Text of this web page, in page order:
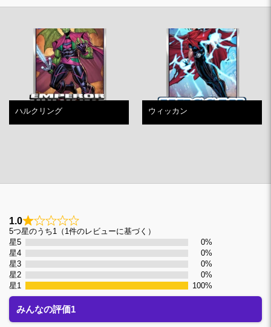
ハルクリング ウィッカン
1.0 1
5つ星のうち1（1件のレビューに基づく）
星5
0%
星4
0%
星3
0%
星2
0%
星1
100%
みんなの評価1